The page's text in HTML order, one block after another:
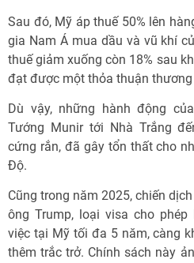
Sau đó, Mỹ áp thuế 50% lên
gia Nam Á mua dầu và vũ khí
thuế giảm xuống còn 18% sau
đạt được một thỏa thuận
Dù vậy, những hành động
Tướng Munir tới Nhà Trắng
cứng rắn, đã gây tổn thất cho
Độ.
Cũng trong năm 2025, chiến
ông Trump, loại visa cho
việc tại Mỹ tối đa 5 năm, càng
thêm trắc trở. Chính sách này